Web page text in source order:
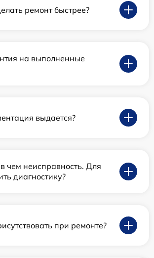
ремонт быстрее?
на выполненные
выдается?
чем неисправность. Для
диагностику?
при ремонте?